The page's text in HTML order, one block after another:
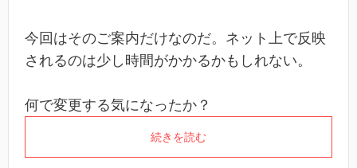
今回はそのご案内だけなのだ。ネット上で反映
されるのは少し時間がかかるかもしれない。
何で変更する気になったか？
続きを読む